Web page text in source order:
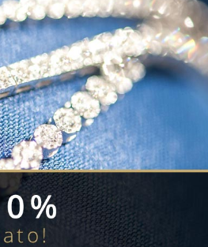
Descrizione:
Un festival di bellezza per i sensi
argentato che raccoglie l'essenza
perle circondano il corpo del
vari cristalli verdi, emblematici della
chiusura a moschettone.
Disponibilita':
SKU:
Stato:
Referenza:
Collezione: